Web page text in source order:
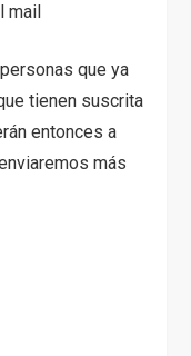
mail
que ya
tienen suscrita
entonces a
más